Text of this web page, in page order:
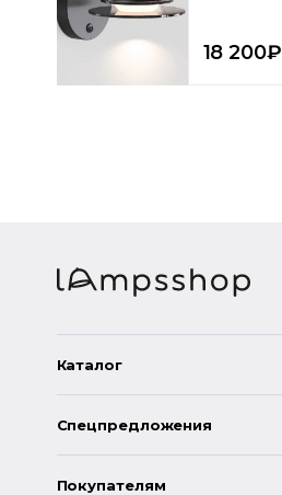
18 200₽
Каталог
Спецпредложения
Покупателям